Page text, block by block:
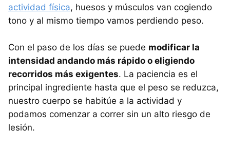
actividad física, huesos y músculos van cogiendo
tono y al mismo tiempo vamos perdiendo peso.
Con el paso de los días se puede modificar la
intensidad andando más rápido o eligiendo
recorridos más exigentes. La paciencia es el
principal ingrediente hasta que el peso se reduzca,
nuestro cuerpo se habitúe a la actividad y
podamos comenzar a correr sin un alto riesgo de
lesión.